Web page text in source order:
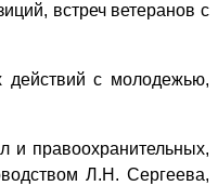
встреч ветеранов с
действий с молодежью,
и правоохранительных,
Л.Н. Сергеева,